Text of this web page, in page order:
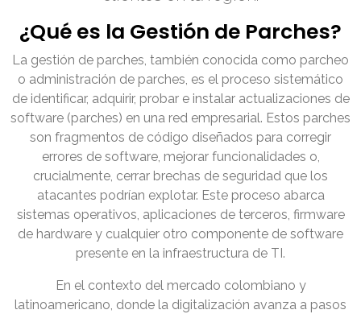
¿Qué es la Gestión de Parches?
La gestión de parches, también conocida como parcheo
o administración de parches, es el proceso sistemático
de identificar, adquirir, probar e instalar actualizaciones de
software (parches) en una red empresarial. Estos parches
son fragmentos de código diseñados para corregir
errores de software, mejorar funcionalidades o,
crucialmente, cerrar brechas de seguridad que los
atacantes podrían explotar. Este proceso abarca
sistemas operativos, aplicaciones de terceros, firmware
de hardware y cualquier otro componente de software
presente en la infraestructura de TI.
En el contexto del mercado colombiano y
latinoamericano, donde la digitalización avanza a pasos